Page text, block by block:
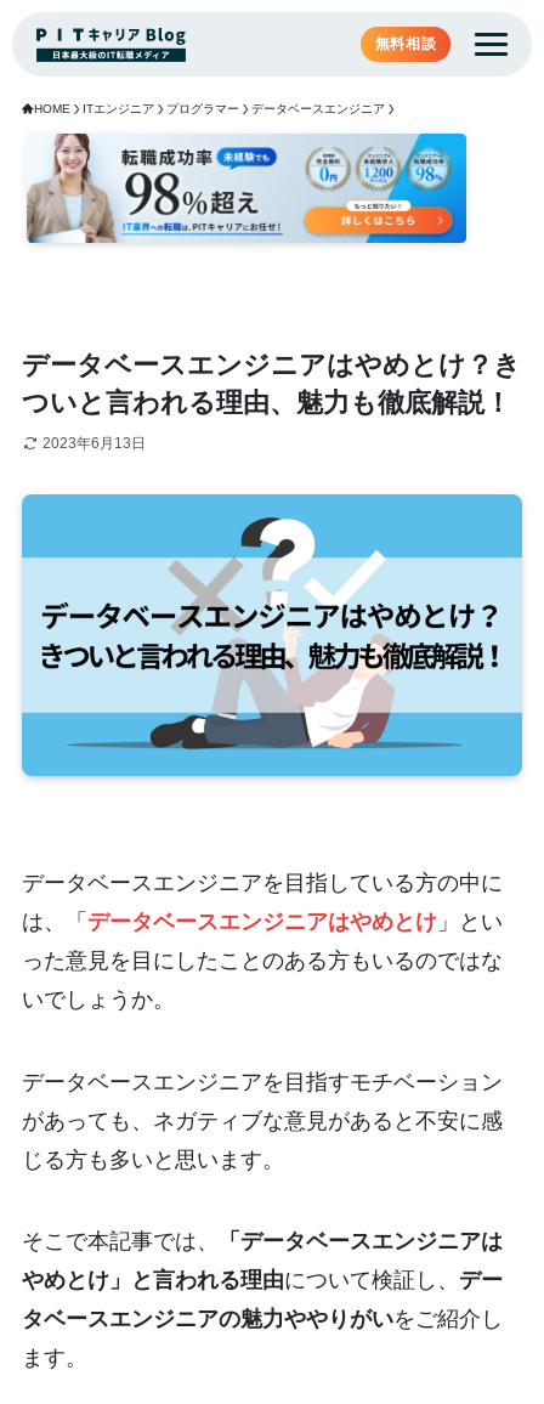
無料相談
HOME ITエンジニア プログラマー データベースエンジニア
データベースエンジニアはやめとけ？き
ついと言われる理由、魅力も徹底解説！
2023年6月13日
データベースエンジニアを目指している方の中に
は、「 データベースエンジニアはやめとけ」とい
った意見を目にしたことのある方もいるのではな
いでしょうか。
データベースエンジニアを目指すモチベーション
があっても、ネガティブな意見があると不安に感
じる方も多いと思います。
そこで本記事では、
「データベースエンジニアは
やめとけ」と言われる理由について検証し、 デー
タベースエンジニアの魅力ややりがいをご紹介し
ます。